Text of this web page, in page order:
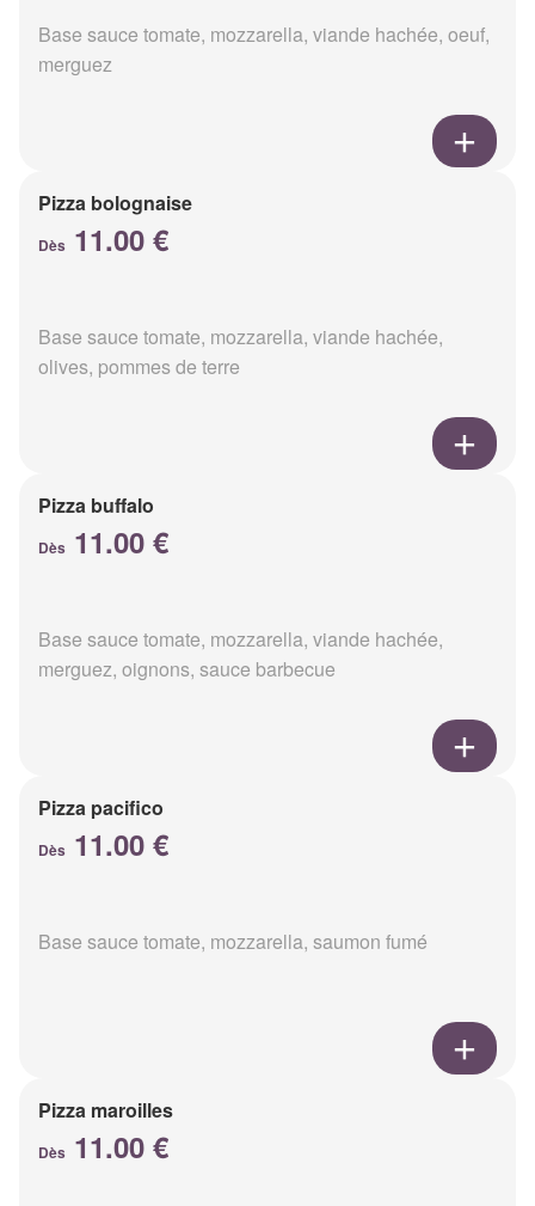
Base sauce tomate, mozzarella, viande hachée, oeuf,
merguez
Pizza bolognaise
Dès 11.00 €
Base sauce tomate, mozzarella, viande hachée,
olives, pommes de terre
Pizza buffalo
Dès 11.00 €
Base sauce tomate, mozzarella, viande hachée,
merguez, oignons, sauce barbecue
Pizza pacifico
Dès 11.00 €
Base sauce tomate, mozzarella, saumon fumé
Pizza maroilles
Dès 11.00 €